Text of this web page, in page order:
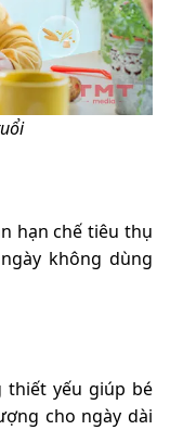
hạn chế tiêu thụ
không dùng
thiết yếu giúp bé
cho ngày dài